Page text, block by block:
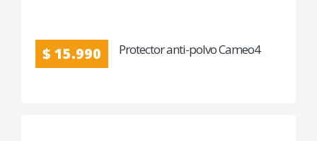
$ 15.990 Protector anti-polvo Cameo4